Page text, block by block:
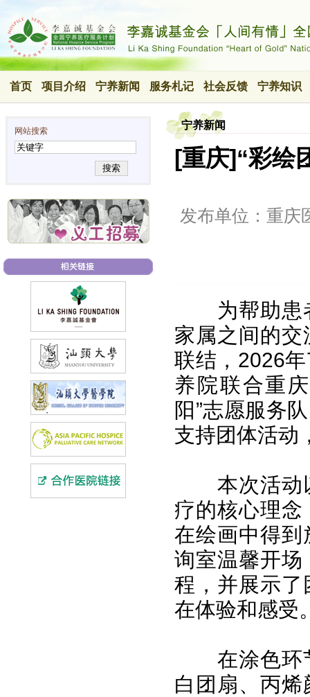
首页 项目介绍 宁养新闻 服务札记 社会反馈 宁养知识
网站搜索
搜索
宁养新闻
[重庆]“彩绘
发布单位：重庆
为帮助
家属之间的
联结，2026
养院联合重
阳”志愿服务
支持团体活动
本次活动
疗的核心理
在绘画中得
询室温馨开
程，并展示
在体验和感受
在涂色环
白团扇、丙